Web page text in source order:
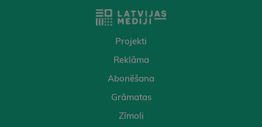
Projekti
Reklāma
Abonēšana
Grāmatas
Zīmoli